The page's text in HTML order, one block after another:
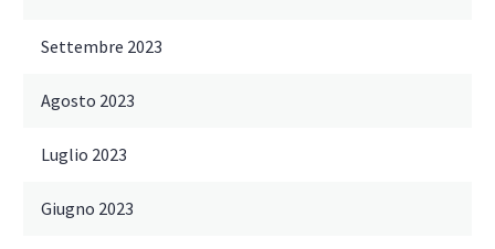
Settembre 2023
Agosto 2023
Luglio 2023
Giugno 2023